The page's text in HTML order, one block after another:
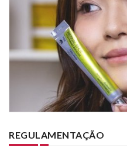
REGULAMENTAÇÃO